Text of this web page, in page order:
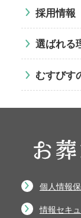
採用情報
選ばれる
むすびす
個人情報
情報セキ